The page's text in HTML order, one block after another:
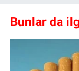
Bunlar da